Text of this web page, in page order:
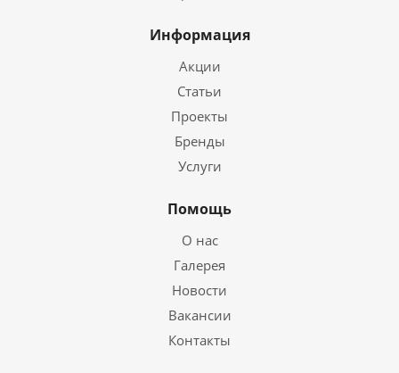
Информация
Акции
Статьи
Проекты
Бренды
Услуги
Помощь
О нас
Галерея
Новости
Вакансии
Контакты